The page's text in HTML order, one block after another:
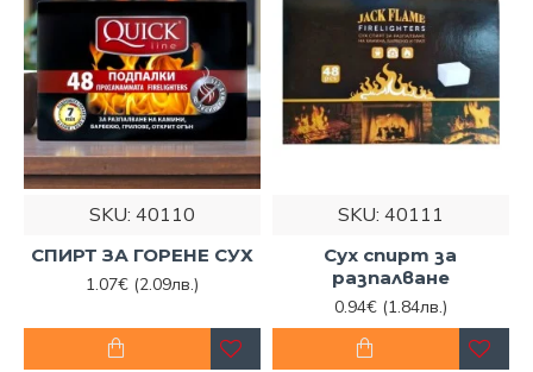
SKU: 40110
СПИРТ ЗА ГОРЕНЕ СУХ
1.07€ (2.09лв.)
SKU: 40111
Сух спирт за
разпалване
0.94€ (1.84лв.)